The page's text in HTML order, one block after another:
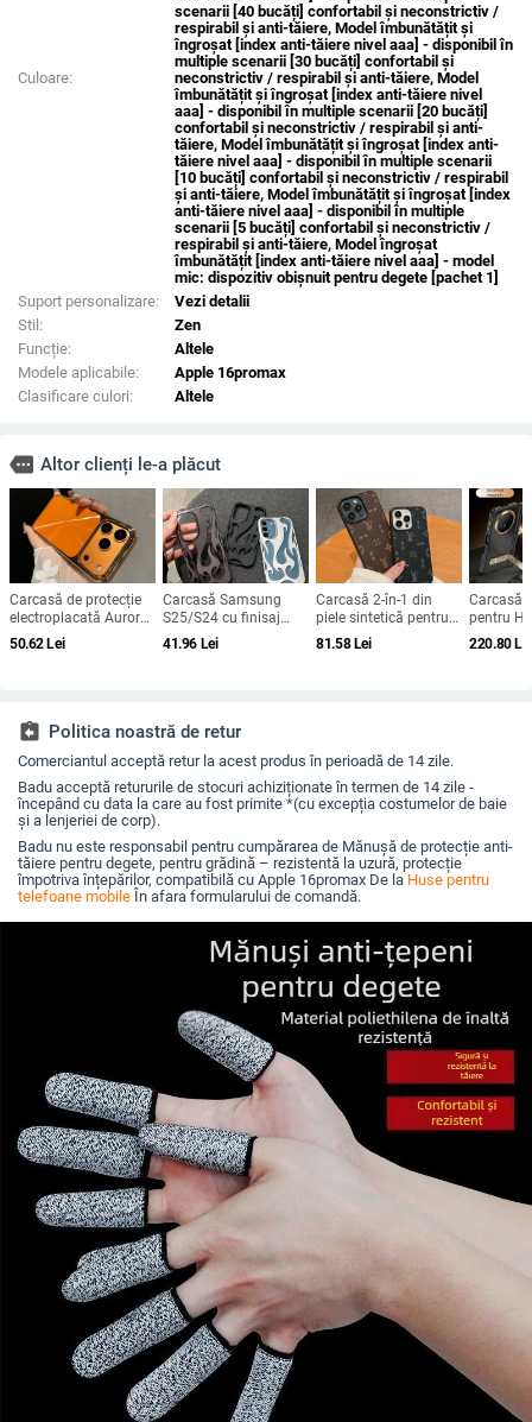
Culoare:
scenarii [40 bucăți] confortabil și neconstrictiv /
respirabil și anti-tăiere, Model îmbunătățit și
îngroșat [index anti-tăiere nivel aaa] - disponibil în
multiple scenarii [30 bucăți] confortabil și
neconstrictiv / respirabil și anti-tăiere, Model
îmbunătățit și îngroșat [index anti-tăiere nivel
aaa] - disponibil în multiple scenarii [20 bucăți]
confortabil și neconstrictiv / respirabil și anti-
tăiere, Model îmbunătățit și îngroșat [index anti-
tăiere nivel aaa] - disponibil în multiple scenarii
[10 bucăți] confortabil și neconstrictiv / respirabil
și anti-tăiere, Model îmbunătățit și îngroșat [index
anti-tăiere nivel aaa] - disponibil în multiple
scenarii [5 bucăți] confortabil și neconstrictiv /
respirabil și anti-tăiere, Model îngroșat
îmbunătățit [index anti-tăiere nivel aaa] - model
mic: dispozitiv obișnuit pentru degete [pachet 1]
Suport personalizare:
Vezi detalii
Stil:
Zen
Funcție:
Altele
Modele aplicabile:
Apple 16promax
Clasificare culori:
Altele
more Altor clienți le-a plăcut
Carcasă de protecție
electroplacată Aurora
pentru iPhone 12–17
Pro și Pro Max,
50.62Lei
Carcasă Samsung
S25/S24 cu finisaj
electroplatat în
flacără, design
41.96 Lei
Carcasă 2-în-1 din
piele sintetică pentru
iPhone 12, 12 Pro, 13
și 14 — protecție la
81.58Lei
Carcasă
pentru
V5 –
220.80Lei
assignment_return Politica noastră de retur
Comerciantul acceptă retur la acest produs în perioadă de 14 zile.
Badu acceptă retururile de stocuri achiziționate în termen de 14 zile -
începând cu data la care au fost primite *(cu excepția costumelor de baie
și a lenjeriei de corp).
Badu nu este responsabil pentru cumpărarea de Mănușă de protecție anti-
tăiere pentru degete, pentru grădină – rezistentă la uzură, protecție
împotriva înțepărilor, compatibilă cu Apple 16promax De la Huse pentru
telefoane mobile În afara formularului de comandă.